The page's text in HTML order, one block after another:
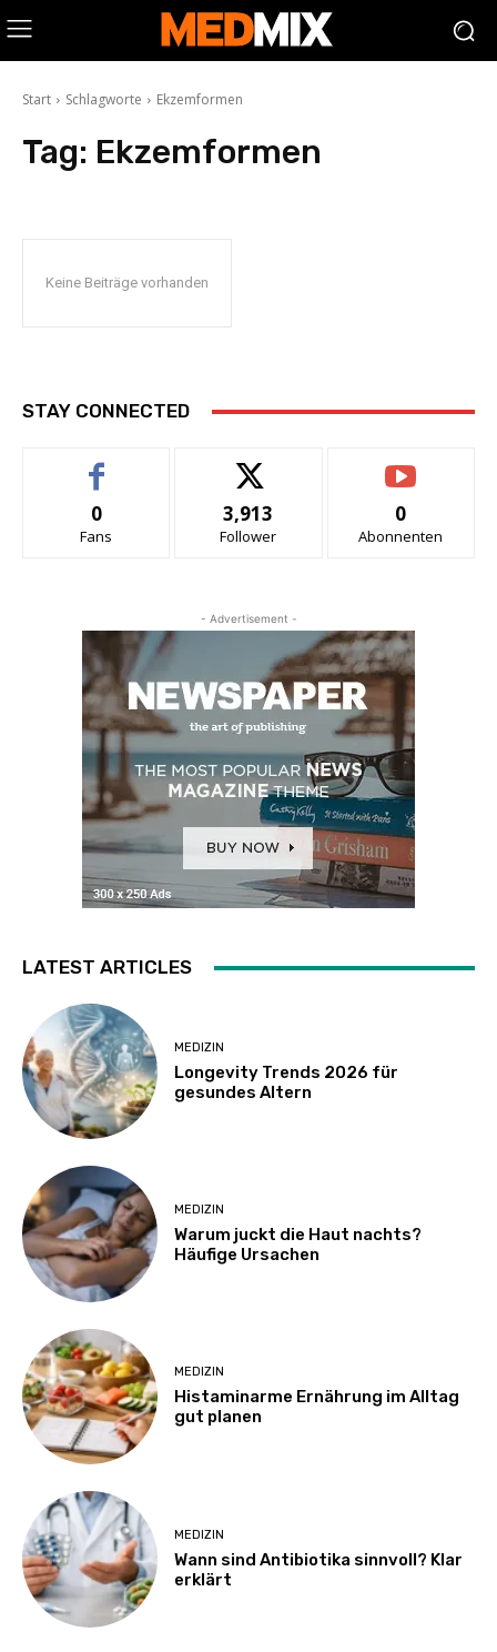
Start Schlagworte Ekzemformen
Tag: Ekzemformen
Keine Beiträge vorhanden
STAY CONNECTED
0
Fans
3,913
Follower
0
Abonnenten
- Advertisement -
LATEST ARTICLES
MEDIZIN
Longevity Trends 2026 für
gesundes Altern
MEDIZIN
Warum juckt die Haut nachts?
Häufige Ursachen
MEDIZIN
Histaminarme Ernährung im Alltag
gut planen
MEDIZIN
Wann sind Antibiotika sinnvoll? Klar
erklärt